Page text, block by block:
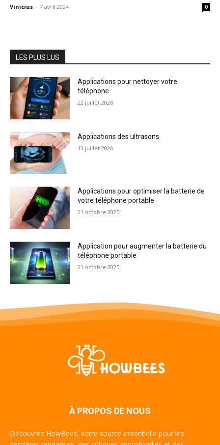
Vinicius - 7 avril 2024 0
LES PLUS LUS
Applications pour nettoyer votre
téléphone
22 juillet 2026
Applications des ultrasons
13 juillet 2026
Applications pour optimiser la batterie de
votre téléphone portable
21 octobre 2025
Application pour augmenter la batterie du
téléphone portable
21 octobre 2025
À PROPOS DE NOUS
Découvrez HowBees, votre source essentielle pour les